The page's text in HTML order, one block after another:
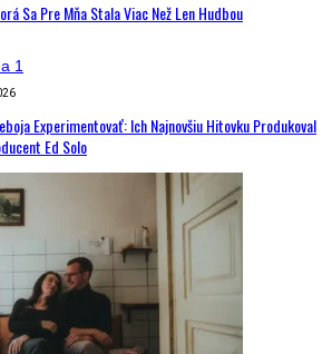
Sa Pre Mňa Stala Viac Než Len Hudbou
Experimentovať: Ich Najnovšiu Hitovku Produkoval
Ed Solo